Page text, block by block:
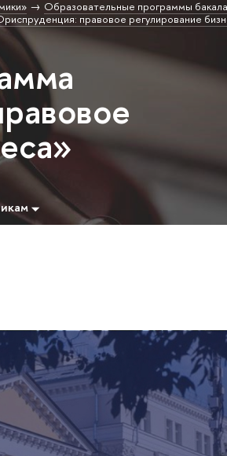
Образовательные программы
правовое регулирование